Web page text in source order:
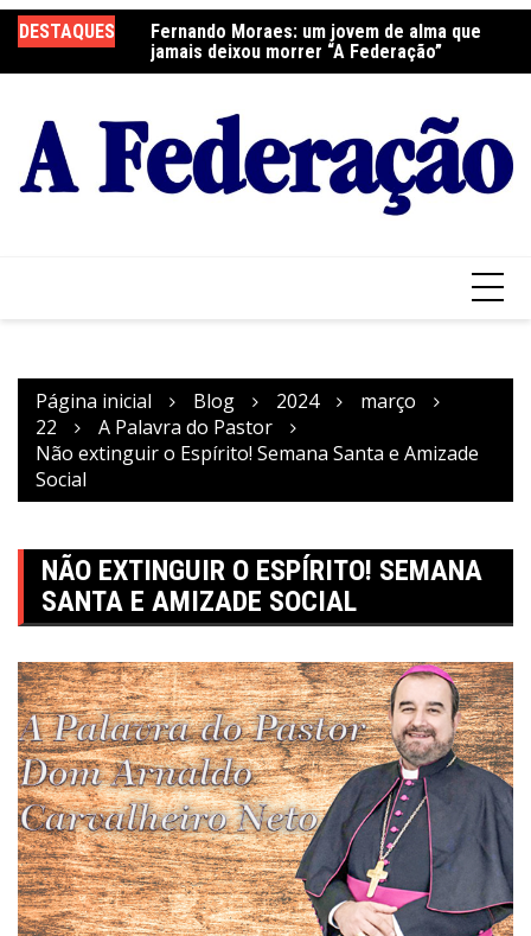
para
o
DESTAQUES
Fernando Moraes: um jovem de alma que
jamais deixou morrer “A Federação”
Curso Oração e Vida na Paróquia São José
Página inicial Blog 2024
março
22
A Palavra do Pastor
Não extinguir o Espírito! Semana Santa e Amizade
Social
NÃO EXTINGUIR O ESPÍRITO! SEMANA
SANTA E AMIZADE SOCIAL